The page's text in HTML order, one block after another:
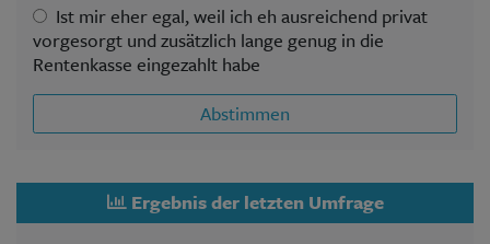
Ist mir eher egal, weil ich eh ausreichend privat
vorgesorgt und zusätzlich lange genug in die
Rentenkasse eingezahlt habe
Abstimmen
Ergebnis der letzten Umfrage